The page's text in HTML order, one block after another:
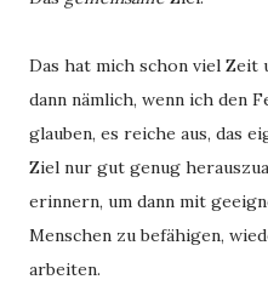
Das hat mich schon viel
dann nämlich, wenn ich den
glauben, es reiche aus, das
Ziel nur gut genug
erinnern, um dann mit
Menschen zu befähigen,
arbeiten.